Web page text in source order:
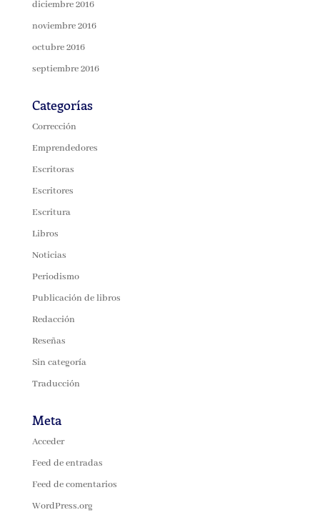
diciembre 2016
noviembre 2016
octubre 2016
septiembre 2016
Categorías
Corrección
Emprendedores
Escritoras
Escritores
Escritura
Libros
Noticias
Periodismo
Publicación de libros
Redacción
Reseñas
Sin categoría
Traducción
Meta
Acceder
Feed de entradas
Feed de comentarios
WordPress.org